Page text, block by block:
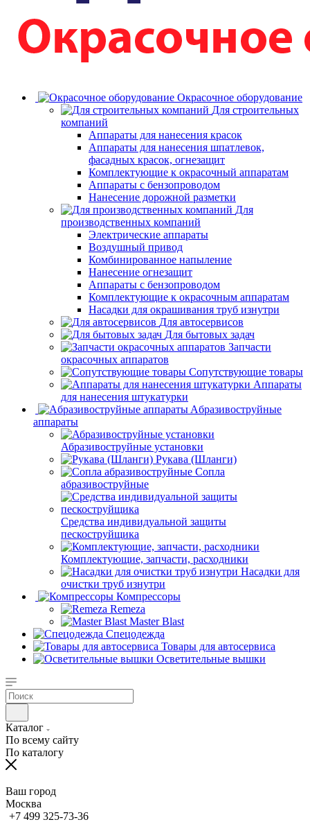
Окрасочное оборудование
Для строительных
компаний
Аппараты для нанесения красок
Аппараты для нанесения шпатлевок,
фасадных красок, огнезащит
Комплектующие к окрасочный аппаратам
Аппараты с бензопроводом
Нанесение дорожной разметки
Для
производственных компаний
Электрические аппараты
Воздушный привод
Комбинированное напыление
Нанесение огнезащит
Аппараты с бензопроводом
Комплектующие к окрасочным аппаратам
Насадки для окрашивания труб изнутри
Для автосервисов
Для бытовых задач
Запчасти
окрасочных аппаратов
Сопутствующие товары
Аппараты
для нанесения штукатурки
Aбразивоструйные
аппараты
Абразивоструйные установки
Рукава (Шланги)
Сопла
абразивоструйные
Средства индивидуальной защиты
пескоструйщика
Комплектующие, запчасти, расходники
Насадки для
очистки труб изнутри
Компрессоры
Remeza
Master Blast
Спецодежда
Товары для автосервиса
Осветительные вышки
Каталог
По всему сайту
По каталогу
Ваш город
Москва
+7 499 325-73-36